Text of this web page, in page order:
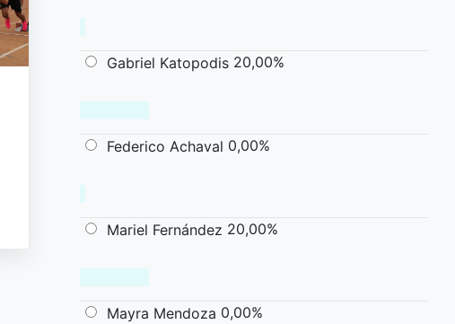
Gabriel Katopodis 20,00%
Federico Achaval 0,00%
Mariel Fernández 20,00%
Mayra Mendoza 0,00%